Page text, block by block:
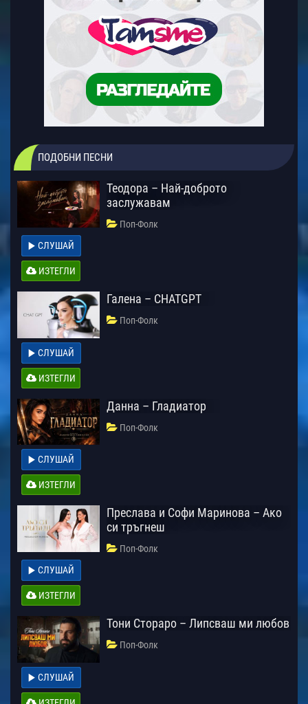
ПОДОБНИ ПЕСНИ
Теодора – Най-доброто
заслужавам
Поп-Фолк
СЛУШАЙ
ИЗТЕГЛИ
Галена – CHATGPT
Поп-Фолк
СЛУШАЙ
ИЗТЕГЛИ
Данна – Гладиатор
Поп-Фолк
СЛУШАЙ
ИЗТЕГЛИ
Преслава и Софи Маринова – Ако
си тръгнеш
Поп-Фолк
СЛУШАЙ
ИЗТЕГЛИ
Тони Стораро – Липсваш ми любов
Поп-Фолк
СЛУШАЙ